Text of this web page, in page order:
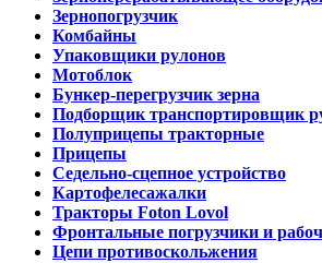
Зернопогрузчик
Комбайны
Упаковщики рулонов
Мотоблок
Бункер-перегрузчик зерна
Подборщик транспортировщик
Полуприцепы тракторные
Прицепы
Седельно-сцепное устройство
Картофелесажалки
Тракторы Foton Lovol
Фронтальные погрузчики и
Цепи противоскольжения